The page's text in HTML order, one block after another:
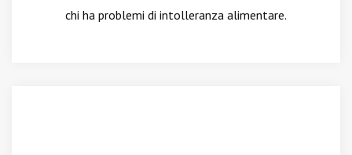
chi ha problemi di intolleranza alimentare.